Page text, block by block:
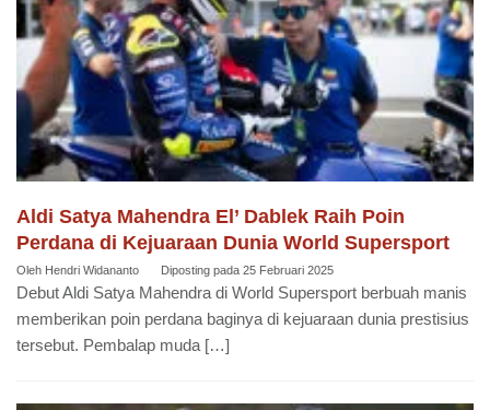
Aldi Satya Mahendra El’ Dablek Raih Poin
Perdana di Kejuaraan Dunia World Supersport
Oleh Hendri Widananto Diposting pada 25 Februari 2025
Debut Aldi Satya Mahendra di World Supersport berbuah manis
memberikan poin perdana baginya di kejuaraan dunia prestisius
tersebut. Pembalap muda […]